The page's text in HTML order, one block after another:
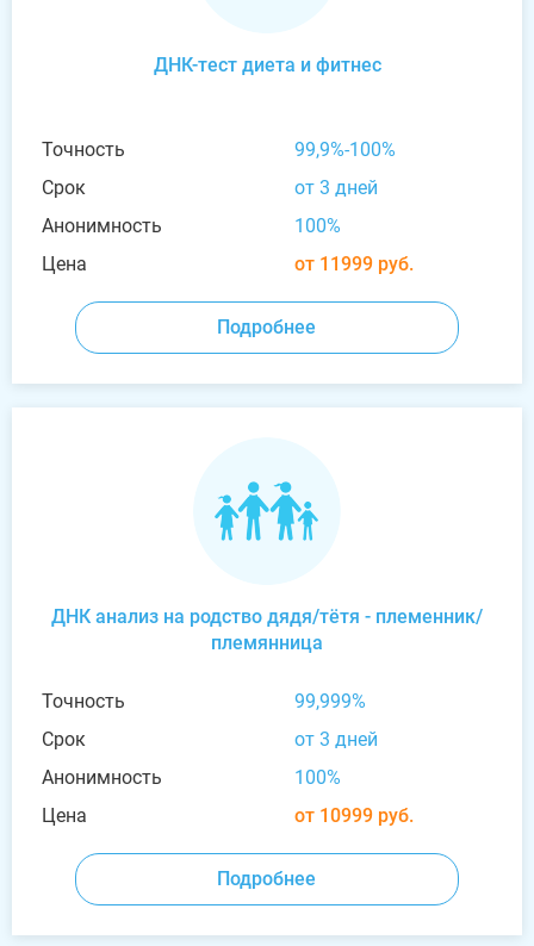
ДНК-тест диета и фитнес
Точность
99,9%-100%
Срок
от 3 дней
Анонимность
100%
Цена
от 11999 руб.
Подробнее
ДНК анализ на родство дядя/тётя - племенник/
племянница
Точность
99,999%
Срок
от 3 дней
Анонимность
100%
Цена
от 10999 руб.
Подробнее